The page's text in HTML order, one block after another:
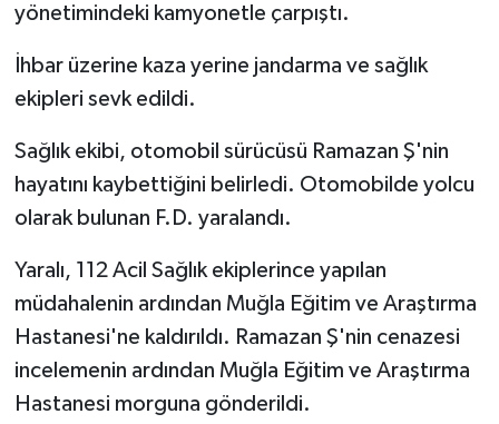
yönetimindeki kamyonetle çarpıştı.
İhbar üzerine kaza yerine jandarma ve sağlık
ekipleri sevk edildi.
Sağlık ekibi, otomobil sürücüsü Ramazan Ş'nin
hayatını kaybettiğini belirledi. Otomobilde yolcu
olarak bulunan F.D. yaralandı.
Yaralı, 112 Acil Sağlık ekiplerince yapılan
müdahalenin ardından Muğla Eğitim ve Araştırma
Hastanesi'ne kaldırıldı. Ramazan Ş'nin cenazesi
incelemenin ardından Muğla Eğitim ve Araştırma
Hastanesi morguna gönderildi.